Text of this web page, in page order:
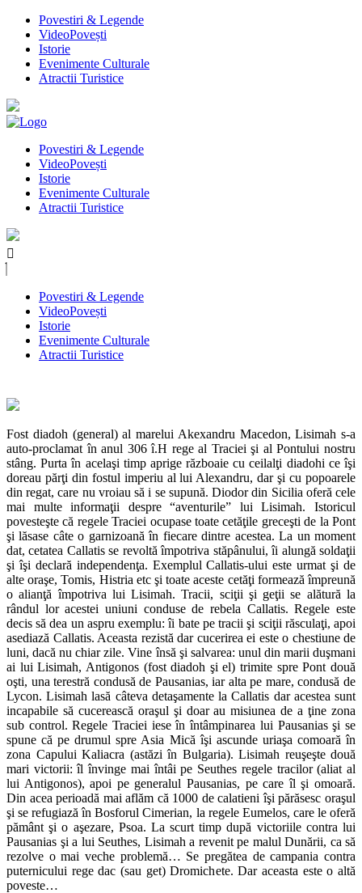
Povestiri & Legende
VideoPovești
Istorie
Evenimente Culturale
Atractii Turistice
Povestiri & Legende
VideoPovești
Istorie
Evenimente Culturale
Atractii Turistice
Povestiri & Legende
VideoPovești
Istorie
Evenimente Culturale
Atractii Turistice
Fost diadoh (general) al marelui Akexandru Macedon, Lisimah s-a
auto-proclamat în anul 306 î.H rege al Traciei şi al Pontului nostru
stâng. Purta în acelaşi timp aprige războaie cu ceilalţi diadohi ce îşi
doreau părţi din fostul imperiu al lui Alexandru, dar şi cu popoarele
din regat, care nu vroiau să i se supună. Diodor din Sicilia oferă cele
mai multe informaţii despre “aventurile” lui Lisimah. Istoricul
povesteşte că regele Traciei ocupase toate cetăţile greceşti de la Pont
şi lăsase câte o garnizoană în fiecare dintre acestea. La un moment
dat, cetatea Callatis se revoltă împotriva stăpânului, îi alungă soldaţii
şi îşi declară independenţa. Exemplul Callatis-ului este urmat şi de
alte oraşe, Tomis, Histria etc şi toate aceste cetăţi formează împreună
o alianţă împotriva lui Lisimah. Tracii, sciţii şi geţii se alătură la
rândul lor acestei uniuni conduse de rebela Callatis. Regele este
decis să dea un aspru exemplu: îi bate pe tracii şi sciţii răsculaţi, apoi
asediază Callatis. Aceasta rezistă dar cucerirea ei este o chestiune de
luni, dacă nu chiar zile. Vine însă şi salvarea: unul din marii duşmani
ai lui Lisimah, Antigonos (fost diadoh şi el) trimite spre Pont două
oşti, una terestră condusă de Pausanias, iar alta pe mare, condusă de
Lycon. Lisimah lasă câteva detaşamente la Callatis dar acestea sunt
incapabile să cucerească oraşul şi doar au misiunea de a ţine zona
sub control. Regele Traciei iese în întâmpinarea lui Pausanias şi se
spune că pe drumul spre Asia Mică îşi ascunde uriaşa comoară în
zona Capului Kaliacra (astăzi în Bulgaria). Lisimah reuşeşte două
mari victorii: îl învinge mai întâi pe Seuthes regele tracilor (aliat al
lui Antigonos), apoi pe generalul Pausanias, pe care îl şi omoară.
Din acea perioadă mai aflăm că 1000 de calatieni îşi părăsesc oraşul
şi se refugiază în Bosforul Cimerian, la regele Eumelos, care le oferă
pământ şi o aşezare, Psoa. La scurt timp după victoriile contra lui
Pausanias şi a lui Seuthes, Lisimah a revenit pe malul Dunării, ca să
rezolve o mai veche problemă… Se pregătea de campania contra
puternicului rege dac (sau get) Dromichete. Dar aceasta este o altă
poveste…